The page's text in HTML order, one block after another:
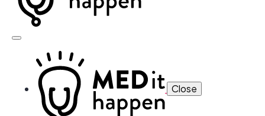
Close